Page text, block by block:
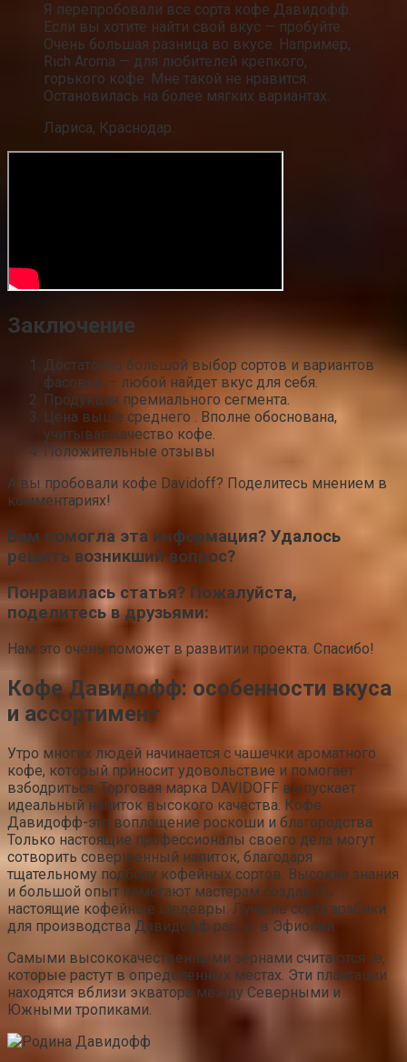
Я перепробовали все сорта кофе Давидофф.
Если вы хотите найти свой вкус — пробуйте.
Очень большая разница во вкусе. Например,
Rich Aroma — для любителей крепкого,
горького кофе. Мне такой не нравится.
Остановилась на более мягких вариантах.
Лариса, Краснодар.
Заключение
Достаточно большой выбор сортов и вариантов
фасовки — любой найдет вкус для себя.
Продукция премиального сегмента.
Цена выше среднего . Вполне обоснована,
учитывая качество кофе.
Положительные отзывы
А вы пробовали кофе Davidoff? Поделитесь мнением в
комментариях!
Вам помогла эта информация? Удалось
решить возникший вопрос?
Понравилась статья? Пожалуйста,
поделитесь в друзьями:
Нам это очень поможет в развитии проекта. Спасибо!
Кофе Давидофф: особенности вкуса
и ассортимент
Утро многих людей начинается с чашечки ароматного
кофе, который приносит удовольствие и помогает
взбодриться. Торговая марка DAVIDOFF выпускает
идеальный напиток высокого качества. Кофе
Давидофф-это воплощение роскоши и благородства.
Только настоящие профессионалы своего дела могут
сотворить совершенный напиток, благодаря
тщательному подбору кофейных сортов. Высокие знания
и большой опыт помогают мастерам создавать
настоящие кофейные шедевры. Лучшие сорта арабики
для производства Давидофф растут в Эфиопии.
Самыми высококачественными зернами считаются те,
которые растут в определенных местах. Эти плантации
находятся вблизи экватора между Северными и
Южными тропиками.